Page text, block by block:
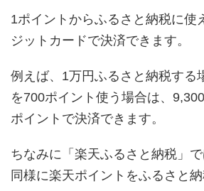
1ポイントからふるさと納税に使
ジットカードで決済できます。
例えば、1万円ふるさと納税する
を700ポイント使う場合は、
ポイントで決済できます。
ちなみに「楽天ふるさと納税」
同様に楽天ポイントをふるさと納